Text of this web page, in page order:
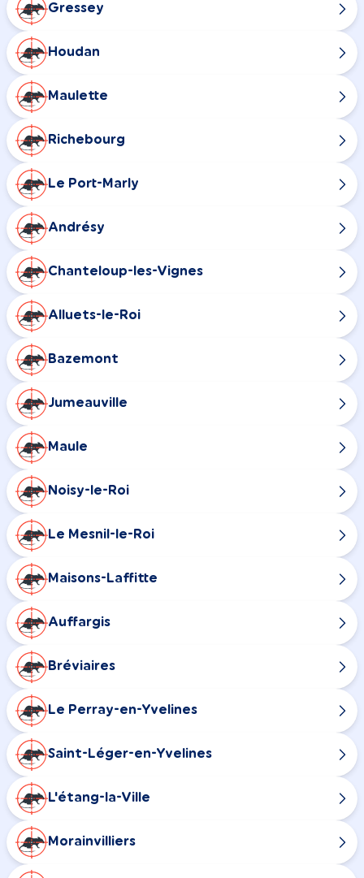
Gressey
Houdan
Maulette
Richebourg
Le Port-Marly
Andrésy
Chanteloup-les-Vignes
Alluets-le-Roi
Bazemont
Jumeauville
Maule
Noisy-le-Roi
Le Mesnil-le-Roi
Maisons-Laffitte
Auffargis
Bréviaires
Le Perray-en-Yvelines
Saint-Léger-en-Yvelines
L'étang-la-Ville
Morainvilliers